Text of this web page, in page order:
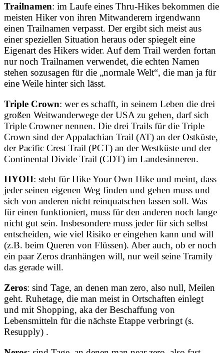
Trailnamen: im Laufe eines Thru-Hikes bekommen die
meisten Hiker von ihren Mitwanderern irgendwann
einen Trailnamen verpasst. Der ergibt sich meist aus
einer speziellen Situation heraus oder spiegelt eine
Eigenart des Hikers wider. Auf dem Trail werden fortan
nur noch Trailnamen verwendet, die echten Namen
stehen sozusagen für die „normale Welt“, die man ja für
eine Weile hinter sich lässt.
Triple Crown: wer es schafft, in seinem Leben die drei
großen Weitwanderwege der USA zu gehen, darf sich
Triple Crowner nennen. Die drei Trails für die Triple
Crown sind der Appalachian Trail (AT) an der Ostküste,
der Pacific Crest Trail (PCT) an der Westküste und der
Continental Divide Trail (CDT) im Landesinneren.
HYOH: steht für Hike Your Own Hike und meint, dass
jeder seinen eigenen Weg finden und gehen muss und
sich von anderen nicht reinquatschen lassen soll. Was
für einen funktioniert, muss für den anderen noch lange
nicht gut sein. Insbesondere muss jeder für sich selbst
entscheiden, wie viel Risiko er eingehen kann und will
(z.B. beim Queren von Flüssen). Aber auch, ob er noch
ein paar Zeros dranhängen will, nur weil seine Tramily
das gerade will.
Zeros: sind Tage, an denen man zero, also null, Meilen
geht. Ruhetage, die man meist in Ortschaften einlegt
und mit Shopping, aka der Beschaffung von
Lebensmitteln für die nächste Etappe verbringt (s.
Resupply) .